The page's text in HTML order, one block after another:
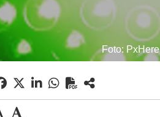
Foto: PxHere